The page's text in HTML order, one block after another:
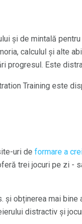
și de mintală
calculul și alte
progresul. Este
Training este
uri de formare a
trei jocuri pe zi -
obținerea mai bine
distractiv și